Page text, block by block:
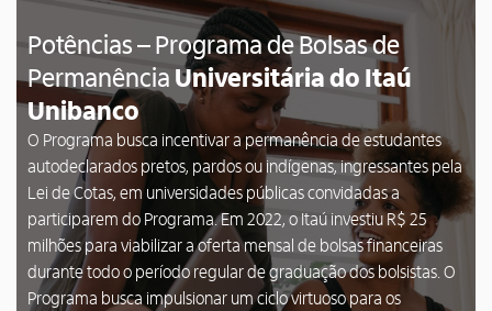
Potências – Programa de Bolsas de
PermanênciaUniversitária do Itaú
Unibanco
O Programa busca incentivar a permanência de estudantes
autodeclarados pretos, pardos ou indígenas, ingressantes pela
Lei de Cotas, em universidades públicas convidadas a
participarem do Programa. Em 2022, o Itaú investiu R$ 25
milhões para viabilizar a oferta mensal de bolsas financeiras
durante todo o período regular de graduação dos bolsistas. O
Programa busca impulsionar um ciclo virtuoso para os